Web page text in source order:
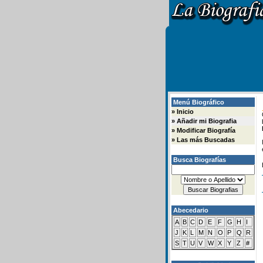
Menú Biográfico
» Inicio
» Añadir mi Biografia
» Modificar Biografía
» Las más Buscadas
Busca Biografías
Abecedario
A B C D E F G H
I
J
K L M N O P Q
R
S T U V W X Y Z #